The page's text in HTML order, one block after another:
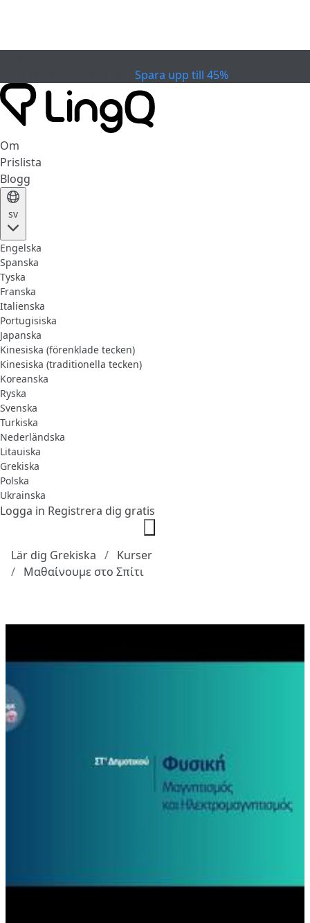
Spara upp till 45%
Om
Prislista
Blogg
sv
Engelska
Spanska
Tyska
Franska
Italienska
Portugisiska
Japanska
Kinesiska (förenklade tecken)
Kinesiska (traditionella tecken)
Koreanska
Ryska
Svenska
Turkiska
Nederländska
Litauiska
Grekiska
Polska
Ukrainska
Logga in Registrera dig gratis
Lär dig Grekiska
Kurser
Μαθαίνουμε στο Σπίτι